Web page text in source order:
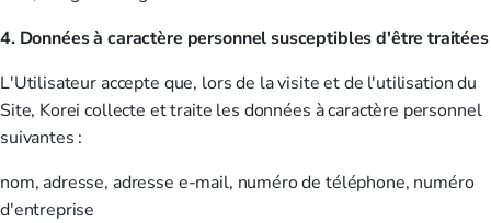
4. Données à caractère personnel susceptibles d'être traitées
L'Utilisateur accepte que, lors de la visite et de l'utilisation du
Site, Korei collecte et traite les données à caractère personnel
suivantes :
nom, adresse, adresse e-mail, numéro de téléphone, numéro
d'entreprise